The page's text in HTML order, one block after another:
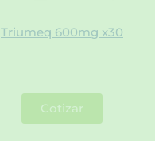
Triumeq 600mg x30
Cotizar